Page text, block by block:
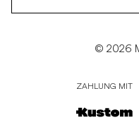
© 2026
ZAHLUNG MIT